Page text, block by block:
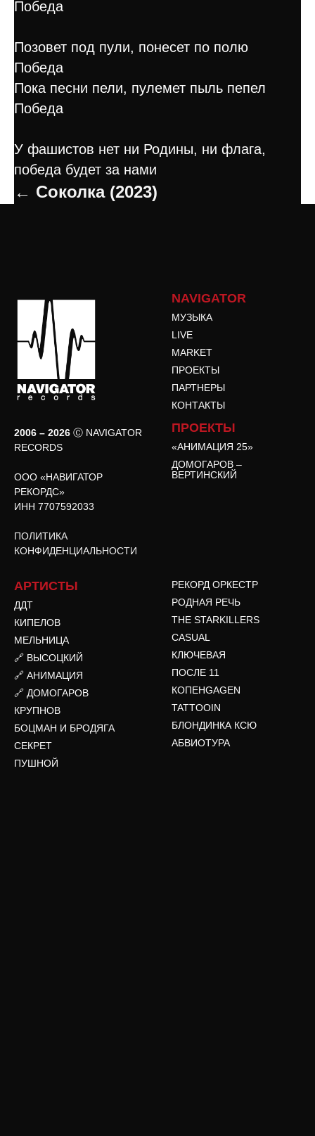
Победа
Позовет под пули, понесет по полю
Победа
Пока песни пели, пулемет пыль пепел
Победа
У фашистов нет ни Родины, ни флага,
победа будет за нами
← Соколка (2023)
2006 – 2026 Ⓒ NAVIGATOR
RECORDS
ООО «НАВИГАТОР
РЕКОРДС»
ИНН 7707592033
ПОЛИТИКА
КОНФИДЕНЦИАЛЬНОСТИ
NAVIGATOR
МУЗЫКА
LIVE
MARKET
ПРОЕКТЫ
ПАРТНЕРЫ
КОНТАКТЫ
ПРОЕКТЫ
«АНИМАЦИЯ 25»
ДОМОГАРОВ –
ВЕРТИНСКИЙ
АРТИСТЫ
ДДТ
КИПЕЛОВ
МЕЛЬНИЦА
🔗 ВЫСОЦКИЙ
🔗 АНИМАЦИЯ
🔗 ДОМОГАРОВ
КРУПНОВ
БОЦМАН И БРОДЯГА
СЕКРЕТ
ПУШНОЙ
РЕКОРД ОРКЕСТР
РОДНАЯ РЕЧЬ
THE STARKILLERS
CASUAL
КЛЮЧЕВАЯ
ПОСЛЕ 11
КОПЕНGAGEN
TATTOOIN
БЛОНДИНКА КСЮ
АБВИОТУРА